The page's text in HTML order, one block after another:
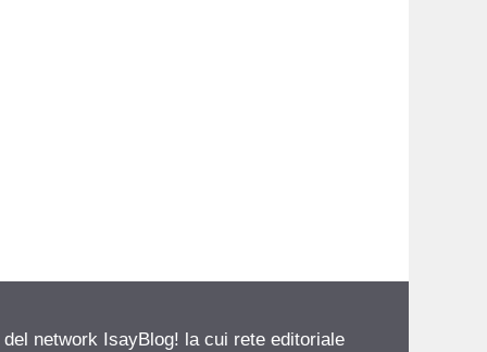
network IsayBlog! la cui rete editoriale